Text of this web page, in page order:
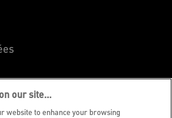
our site…
website to enhance your browsing